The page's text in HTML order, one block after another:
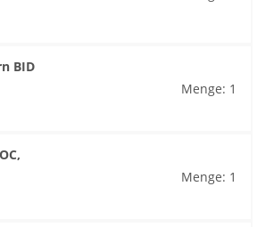
BID
Menge: 1
Menge: 1